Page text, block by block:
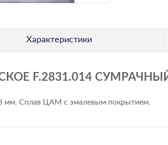
Характеристики
F.2831.014
мм. Сплав ЦАМ с эмалевым покрытием.